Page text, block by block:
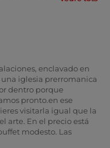
enclavado en
iglesia prerromanica
dentro porque
pronto.en ese
visitarla igual que la
arte. En el precio está
modesto. Las